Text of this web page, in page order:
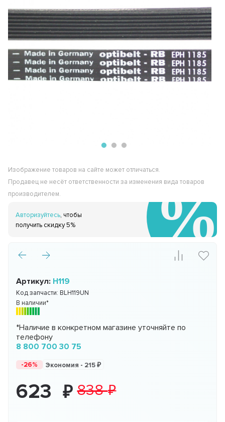
Изображение товаров на сайте может отличаться.
Продавец не несёт ответственности за изменения вида товаров
производителем.
Авторизуйтесь, чтобы
получить скидку 5%
Артикул: H119
Код запчасти: BLH119UN
В наличии*
*Наличие в конкретном магазине уточняйте по
телефону
8 800 700 30 75
-26% Экономия - 215
623 838